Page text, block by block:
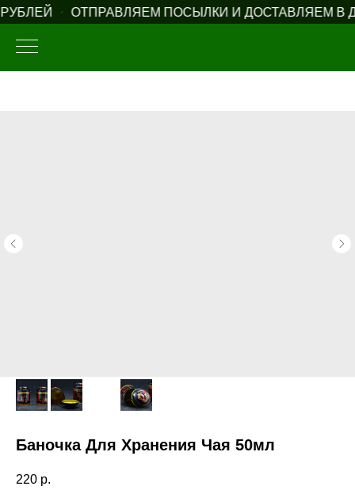
ОТПРАВЛЯЕМ ПОСЫЛКИ И ДОСТАВЛЯЕМ В
Баночка Для Хранения Чая 50мл
220 р.